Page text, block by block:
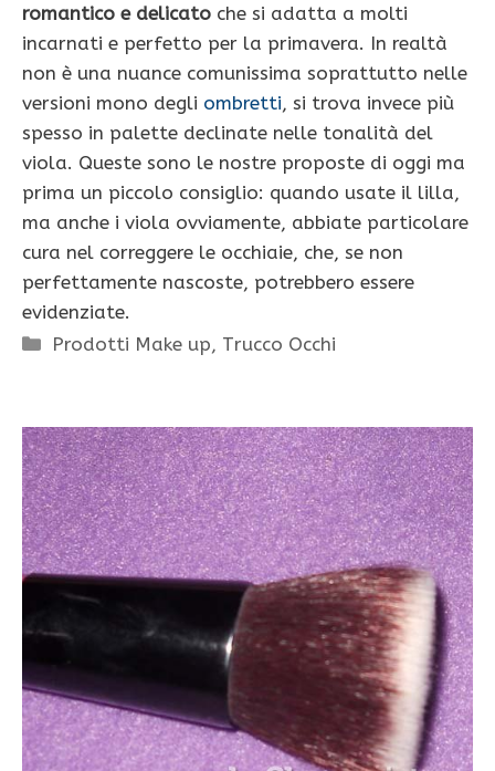
romantico e delicato che si adatta a molti
incarnati e perfetto per la primavera. In realtà
non è una nuance comunissima soprattutto nelle
versioni mono degli ombretti, si trova invece più
spesso in palette declinate nelle tonalità del
viola. Queste sono le nostre proposte di oggi ma
prima un piccolo consiglio: quando usate il lilla,
ma anche i viola ovviamente, abbiate particolare
cura nel correggere le occhiaie, che, se non
perfettamente nascoste, potrebbero essere
evidenziate.
Categorie
Prodotti Make up, Trucco Occhi